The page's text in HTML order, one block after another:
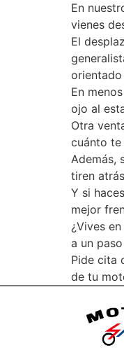
En
vienes
El
En
ojo al
Otra
cuánto te
Además,
tiren
Y si
mejor
¿Vives
a un
Pide cita
de tu